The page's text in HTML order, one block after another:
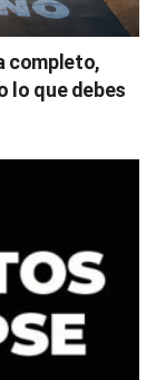
completo,
lo que debes